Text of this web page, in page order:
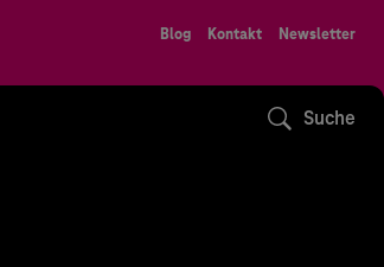
Blog Kontakt Newsletter
Suche